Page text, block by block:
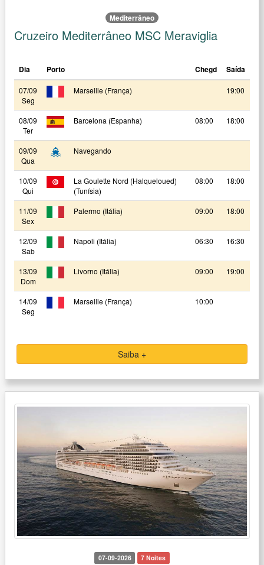
Mediterrâneo
Cruzeiro Mediterrâneo MSC Meraviglia
Dia Porto Chegd Saída
07/09
Seg
Marseille (França) 19:00
08/09
Ter
Barcelona (Espanha) 08:00 18:00
09/09
Qua
Navegando
10/09
Qui
La Goulette Nord (Halqueloued)
(Tunísia)
08:00 18:00
11/09
Sex
Palermo (Itália) 09:00 18:00
12/09
Sab
Napoli (Itália) 06:30 16:30
13/09
Dom
Livorno (Itália) 09:00 19:00
14/09
Seg
Marseille (França) 10:00
Saiba +
07-09-2026 7 Noites